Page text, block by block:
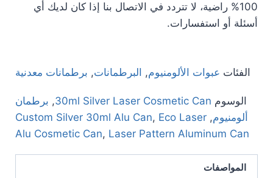
100% راضية، لا تتردد في الاتصال بنا إذا كان لديك أي
أسئلة أو استفسارات.
الفئات عبوات الألومنيوم, البرطمانات, برطمانات معدنية
الوسوم 30ml Silver Laser Cosmetic Can
, برطمان
ألومنيوم,
Custom Silver 30ml Alu Can, Eco Laser
Alu Cosmetic Can, Laser Pattern Aluminum Can
المواصفات